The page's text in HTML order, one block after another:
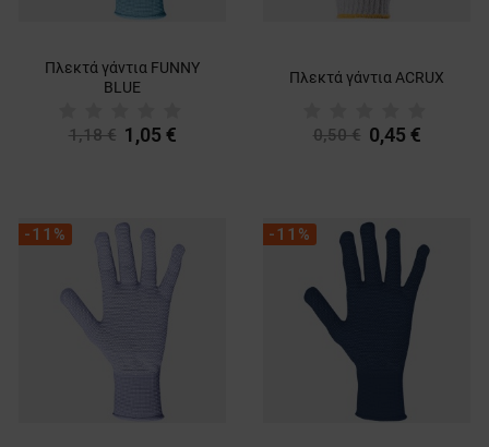
Πλεκτά γάντια FUNNY
BLUE
1,18 € 1,05 €
Πλεκτά γάντια ACRUX
0,50 € 0,45 €
-11% -11%